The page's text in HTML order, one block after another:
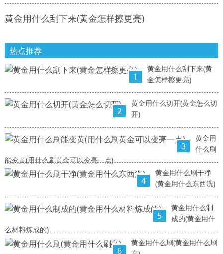
黄金用什么刮下来(黄金怎样擦更亮)
热点推荐
1
黄金用什么刮下来(黄
金怎样擦更亮)
2
黄金用什么切开(黄金怎么切
开)
3
黄金用
什么刷
能变黄(用什么刷黄金可以变亮一点)
4
黄金用什么刷干净
(黄金用什么东西洗)
5
黄金用什么制
成的(黄金用什
么材料炼成的)
6
黄金用什么刷(黄金用什么刷